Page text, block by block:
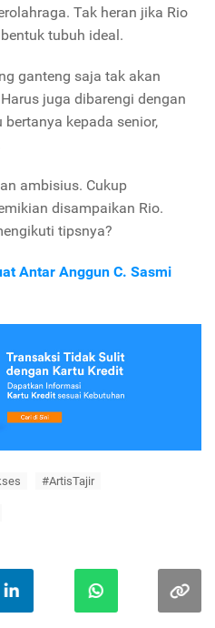
Tak heran jika Rio
tubuh ideal.
ganteng saja tak akan
juga dibarengi dengan
kepada senior,
ambisius. Cukup
disampaikan Rio.
tipsnya?
Antar Anggun C. Sasmi
#ArtisTajir